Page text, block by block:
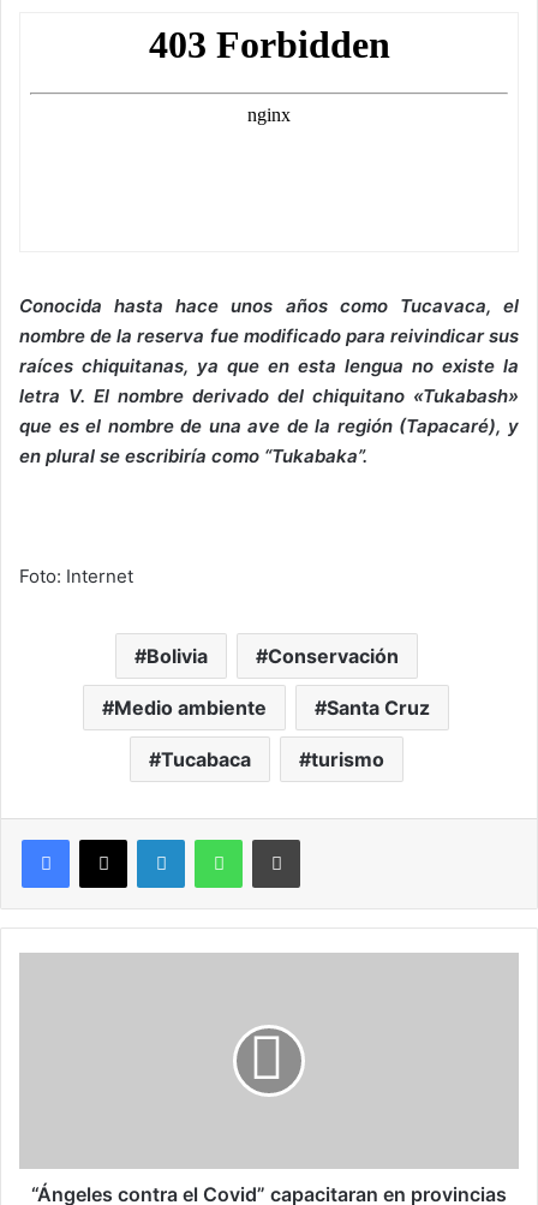
Conocida hasta hace unos años como Tucavaca, el
nombre de la reserva fue modificado para reivindicar sus
raíces chiquitanas, ya que en esta lengua no existe la
letra V. El nombre derivado del chiquitano «Tukabash»
que es el nombre de una ave de la región (Tapacaré), y
en plural se escribiría como “Tukabaka”.
Foto: Internet
Bolivia Conservación
Medio ambiente Santa Cruz
Tucabaca turismo
c
“Ángeles contra el Covid” capacitaran en provincias